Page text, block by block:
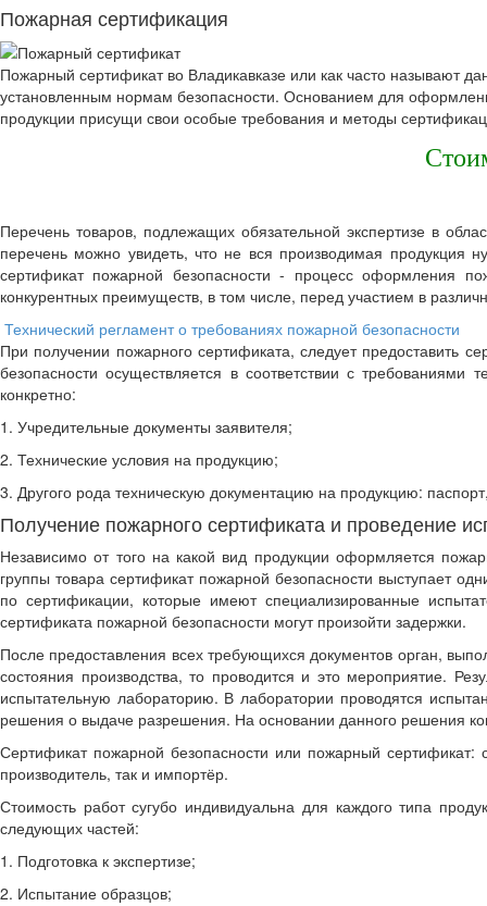
Пожарная сертификация
Пожарный сертификат во Владикавказе или как часто называют
установленным нормам безопасности. Основанием для
продукции присущи свои особые требования и методы
Перечень товаров, подлежащих обязательной экспертизе в
перечень можно увидеть, что не вся производимая
сертификат пожарной безопасности - процесс оформления
конкурентных преимуществ, в том числе, перед участием в
Технический регламент о требованиях пожарной безопасности
При получении пожарного сертификата, следует предоставить
безопасности осуществляется в соответствии с
конкретно:
1. Учредительные документы заявителя;
2. Технические условия на продукцию;
3. Другого рода техническую документацию на продукцию:
Получение пожарного сертификата и проведение
Независимо от того на какой вид продукции оформляется
группы товара сертификат пожарной безопасности выступает
по сертификации, которые имеют специализированные
сертификата пожарной безопасности могут произойти задержки.
После предоставления всех требующихся документов орган,
состояния производства, то проводится и это мероприятие.
испытательную лабораторию. В лаборатории проводятся
решения о выдаче разрешения. На основании данного решения
Сертификат пожарной безопасности или пожарный сертификат:
производитель, так и импортёр.
Стоимость работ сугубо индивидуальна для каждого типа
следующих частей:
1. Подготовка к экспертизе;
2. Испытание образцов;